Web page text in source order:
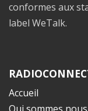
conformes aux
label WeTalk.
Accueil